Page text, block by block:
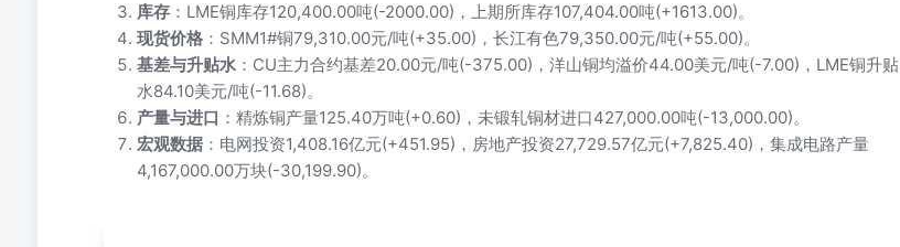
库存 ：LME铜库存120,400.00吨(-2000.00)，上期所库存107,404.00吨(+1613.00)。
现货价格 ：SMM1#铜79,310.00元/吨(+35.00)，长江有色79,350.00元/吨(+55.00)。
基差与升贴水 ：CU主力合约基差20.00元/吨(-375.00)，洋山铜均溢价44.00美元/吨(-7.00)，LME铜升贴
水84.10美元/吨(-11.68)。
产量与进口 ：精炼铜产量125.40万吨(+0.60)，未锻轧铜材进口427,000.00吨(-13,000.00)。
宏观数据 ：电网投资1,408.16亿元(+451.95)，房地产投资27,729.57亿元(+7,825.40)，集成电路产量
4,167,000.00万块(-30,199.90)。